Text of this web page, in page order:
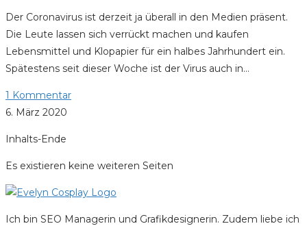
Der Coronavirus ist derzeit ja überall in den Medien präsent.
Die Leute lassen sich verrückt machen und kaufen
Lebensmittel und Klopapier für ein halbes Jahrhundert ein.
Spätestens seit dieser Woche ist der Virus auch in…
1 Kommentar
6. März 2020
Inhalts-Ende
Es existieren keine weiteren Seiten
Ich bin SEO Managerin und Grafikdesignerin. Zudem liebe ich